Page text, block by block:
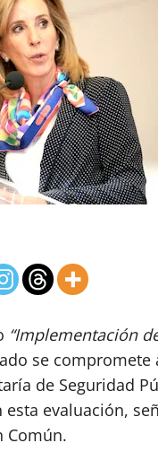
“Implementación
se
de Seguridad
evaluación,
Común.